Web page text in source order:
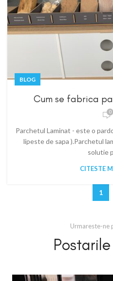
BLOG
Cum se fabrica
0
Parchetul Laminat - este o
lipeste de sapa ).Parchetul
solutie
CITESTE
1
Urmareste-ne